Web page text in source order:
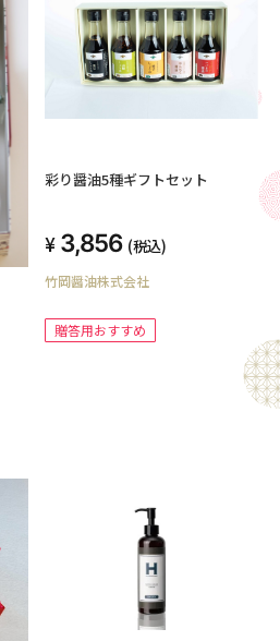
彩り醤油5種ギフトセット
3,856 (税込)
竹岡醤油株式会社
贈答用おすすめ